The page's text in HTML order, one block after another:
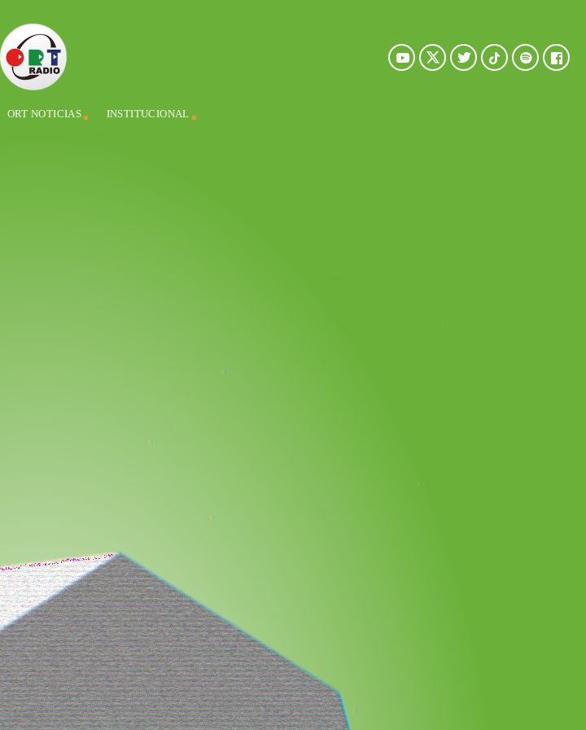
ORT NOTICIAS INSTITUCIONAL